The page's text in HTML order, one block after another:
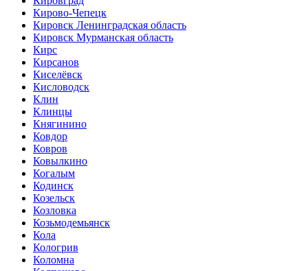
Кирово-Чепецк
Кировск Ленинградская область
Кировск Мурманская область
Кирс
Кирсанов
Киселёвск
Кисловодск
Клин
Клинцы
Княгинино
Ковдор
Ковров
Ковылкино
Когалым
Кодинск
Козельск
Козловка
Козьмодемьянск
Кола
Кологрив
Коломна